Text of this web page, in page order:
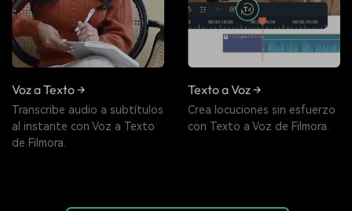
Voz a Texto →
Transcribe audio a subtítulos
al instante con Voz a Texto
de Filmora.
Texto a Voz →
Crea locuciones sin esfuerzo
con Texto a Voz de Filmora.